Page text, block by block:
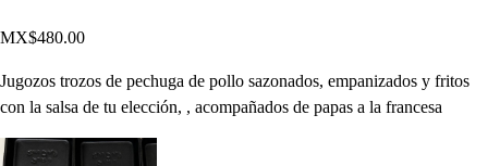
MX$480.00
Jugozos trozos de pechuga de pollo sazonados, empanizados y fritos
con la salsa de tu elección, , acompañados de papas a la francesa